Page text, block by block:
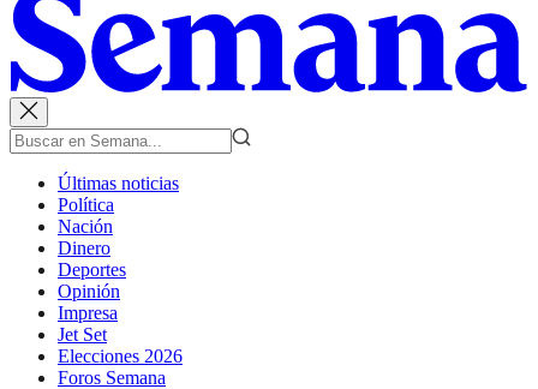
Últimas noticias
Política
Nación
Dinero
Deportes
Opinión
Impresa
Jet Set
Elecciones 2026
Foros Semana